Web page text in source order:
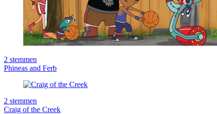
2 stemmen
Phineas and Ferb
2 stemmen
Craig of the Creek